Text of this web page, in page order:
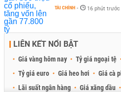
TÀI CHÍNH - 16 phút trước
LIÊN KẾT NỔI BẬT
Giá vàng hôm nay Tỷ giá ngoại tệ
Tỷ giá euro
Giá heo hơi Giá cà
Lãi suất ngân hàng
Giá xăng dầu